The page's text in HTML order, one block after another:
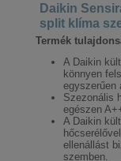
Daikin
split klíma
Termék
A Daikin
könnyen
egyszerűen
Szezonális
egészen
A Daikin
ellenállást
szemben.